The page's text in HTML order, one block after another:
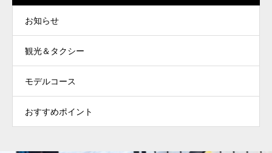
お知らせ
観光＆タクシー
モデルコース
おすすめポイント